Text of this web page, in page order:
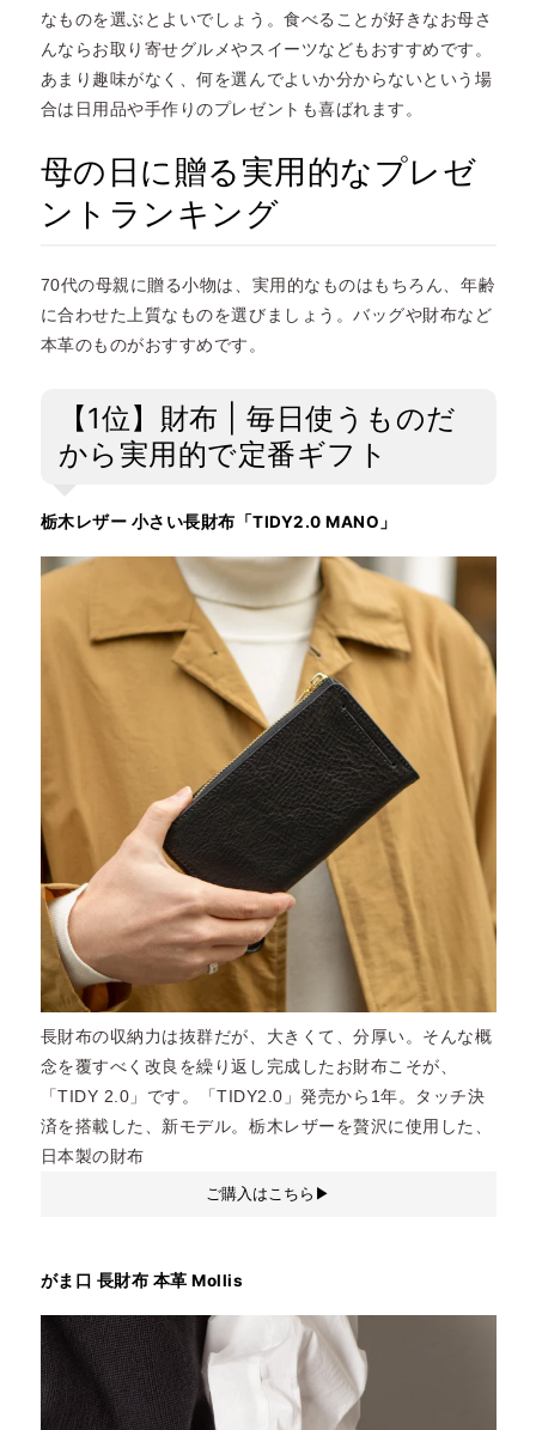
なものを選ぶとよいでしょう。食べることが好きなお母さ
んならお取り寄せグルメやスイーツなどもおすすめです。
あまり趣味がなく、何を選んでよいか分からないという場
合は日用品や手作りのプレゼントも喜ばれます。
母の日に贈る実用的なプレゼ
ントランキング
70代の母親に贈る小物は、実用的なものはもちろん、年齢
に合わせた上質なものを選びましょう。バッグや財布など
本革のものがおすすめです。
【1位】財布 | 毎日使うものだ
から実用的で定番ギフト
栃木レザー 小さい長財布「TIDY2.0 MANO」
長財布の収納力は抜群だが、大きくて、分厚い。そんな概
念を覆すべく改良を繰り返し完成したお財布こそが、
「TIDY 2.0」です。「TIDY2.0」発売から1年。タッチ決
済を搭載した、新モデル。栃木レザーを贅沢に使用した、
日本製の財布
ご購入はこちら▶︎
がま口 長財布 本革 Mollis